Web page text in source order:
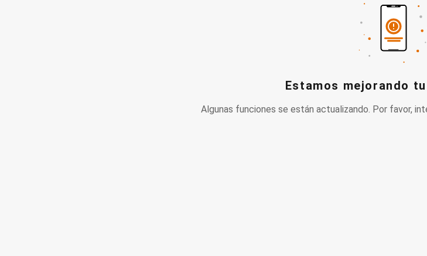
Estamos mejorando
Algunas funciones se están actualizando. Por favor,